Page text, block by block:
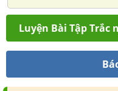
Luyện Bài Tập Trắc